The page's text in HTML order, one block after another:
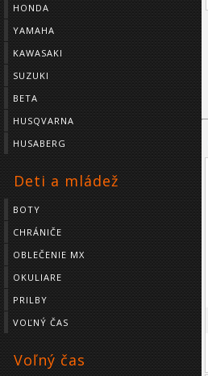
HONDA
YAMAHA
KAWASAKI
SUZUKI
BETA
HUSQVARNA
HUSABERG
Deti a mládež
BOTY
CHRÁNIČE
OBLEČENIE MX
OKULIARE
PRILBY
VOĽNÝ ČAS
Voľný čas